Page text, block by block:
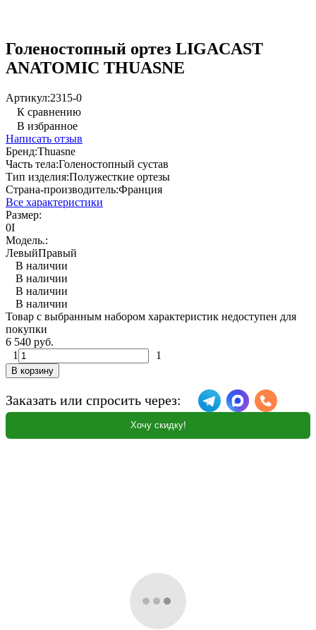
Голеностопный ортез LIGACAST
ANATOMIC THUASNE
Артикул:2315-0
К сравнению
В избранное
Написать отзыв
Бренд:Thuasne
Часть тела:Голеностопный сустав
Тип изделия:Полужесткие ортезы
Страна-производитель:Франция
Все характеристики
Размер:
0I
Модель.:
ЛевыйПравый
В наличии
В наличии
В наличии
В наличии
Товар с выбранным набором характеристик недоступен для
покупки
6 540 руб.
1
1
В корзину
Заказать или спросить через:
Хочу скидку!